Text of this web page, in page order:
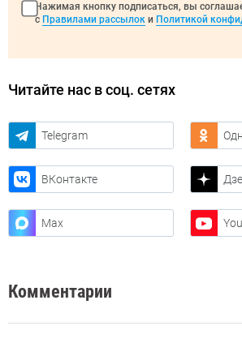
Нажимая кнопку подписаться, вы
с Правилами рассылок и Политикой
Читайте нас в соц. сетях
Telegram
ВКонтакте
Max
Комментарии